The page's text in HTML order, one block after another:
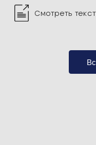
Стаж работы по
Стаж работы в
Смотреть текст